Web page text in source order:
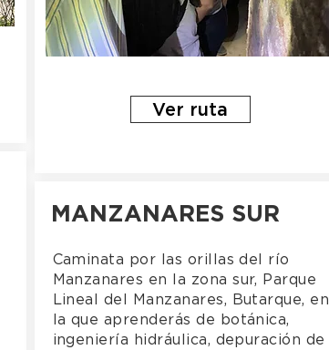
Ver ruta
MANZANARES SUR
Caminata por las orillas del río
Manzanares en la zona sur, Parque
Lineal del Manzanares, Butarque, en
la que aprenderás de botánica,
ingeniería hidráulica, depuración de